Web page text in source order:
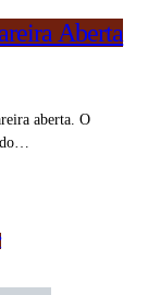
Aberta
aberta. O